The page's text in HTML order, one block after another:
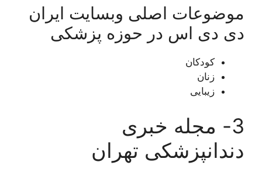
موضوعات اصلی وبسایت ایران
دی دی اس در حوزه پزشکی
کودکان
زنان
زیبایی
3- مجله خبری
دندانپزشکی تهران